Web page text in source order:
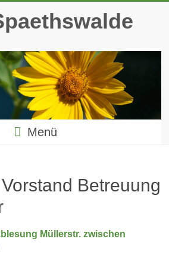
Menü
Betreuung
Müllerstr. zwischen